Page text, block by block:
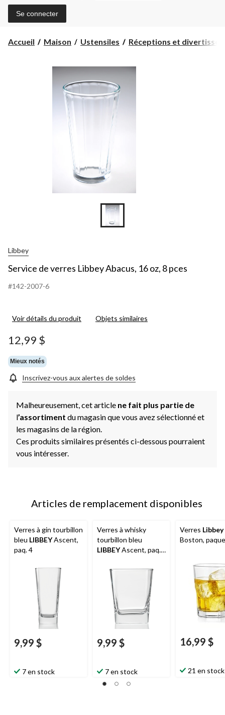
Se connecter
Accueil Maison Ustensiles Réceptions et
Libbey
Service de verres Libbey Abacus, 16 oz, 8 pces
#142-2007-6
Voir détails du produit Objets similaires
12,99 $
Mieux notés
Inscrivez-vous aux alertes de soldes
Malheureusement, cet article ne fait plus partie de
l’assortiment du magasin que vous avez sélectionné et
les magasins de la région.
Ces produits similaires présentés ci-dessous pourraient
vous intéresser.
Articles de remplacement disponibles
Verres à gin tourbillon
bleu LIBBEYAscent,
paq. 4
9,99 $
7 en stock
Verres à whisky
tourbillon bleu
LIBBEYAscent, paq.
9,99 $
7 en stock
Verres Libbey
Boston,
16,99 $
21 en stock